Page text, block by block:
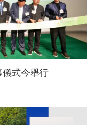
式今舉行